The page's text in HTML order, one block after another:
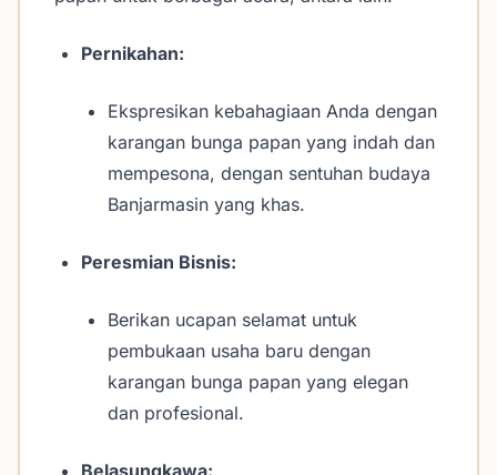
Pernikahan:
Ekspresikan kebahagiaan Anda dengan
karangan bunga papan yang indah dan
mempesona, dengan sentuhan budaya
Banjarmasin yang khas.
Peresmian Bisnis:
Berikan ucapan selamat untuk
pembukaan usaha baru dengan
karangan bunga papan yang elegan
dan profesional.
Belasungkawa: